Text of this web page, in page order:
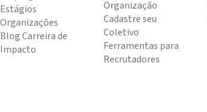
Estágios
Organizações
Blog Carreira de
Impacto
Organização
Cadastre seu
Coletivo
Ferramentas para
Recrutadores